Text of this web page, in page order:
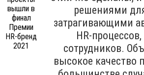
решениями
затрагивающими
HR-
сотрудников.
высокое качество